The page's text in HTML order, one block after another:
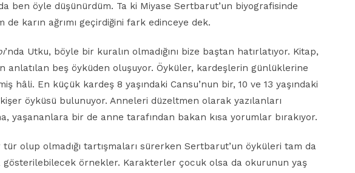
ben öyle düşünürdüm. Ta ki Miyase Sertbarut’un biyografisinde
de karın ağrımı geçirdiğini fark edinceye dek.
’nda Utku, böyle bir kuralın olmadığını bize baştan hatırlatıyor. Kitap,
anlatılan beş öyküden oluşuyor. Öyküler, kardeşlerin günlüklerine
hâli. En küçük kardeş 8 yaşındaki Cansu’nun bir, 10 ve 13 yaşındaki
öyküsü bulunuyor. Anneleri düzeltmen olarak yazılanları
yaşananlara bir de anne tarafından bakan kısa yorumlar bırakıyor.
tür olup olmadığı tartışmaları sürerken Sertbarut’un öyküleri tam da
gösterilebilecek örnekler. Karakterler çocuk olsa da okurunun yaş